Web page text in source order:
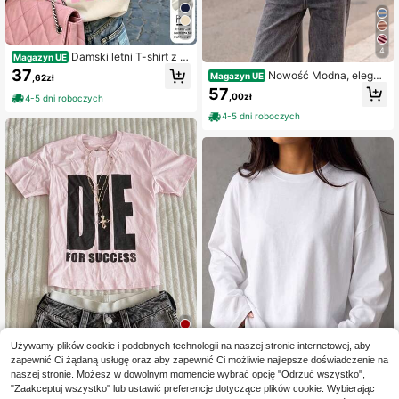
5
Magazyn UE Damski letni T-shirt z 1
00% bawełny z vintage nadrukiem
kreskówkowym i angielskim napise
m, krótki rękaw, retro okrągły dekol
t, nadruk na plecach, casualowy str
eetwear na co dzień, styl Y2K
37 ,62zł
4-5 dni roboczych
15
Magazyn UE IslaSuriya Damska kosz
4
Magazyn UE Nowość Modna, elegan
cka, prążkowana koszulka z okrągł
ym dekoltem i krótkim rękawem, id
ealna na wakacje, do szkoły, na wa
kacje i na co dzień, na co dzień, na
lato
57 ,00zł
4-5 dni roboczych
Używamy plików cookie i podobnych technologii na naszej stronie internetowej, aby
zapewnić Ci żądaną usługę oraz aby zapewnić Ci możliwie najlepsze doświadczenie na
naszej stronie. Możesz w dowolnym momencie wybrać opcję "Odrzuć wszystko",
"Zaakceptuj wszystko" lub ustawić preferencje dotyczące plików cookie. Wybierając